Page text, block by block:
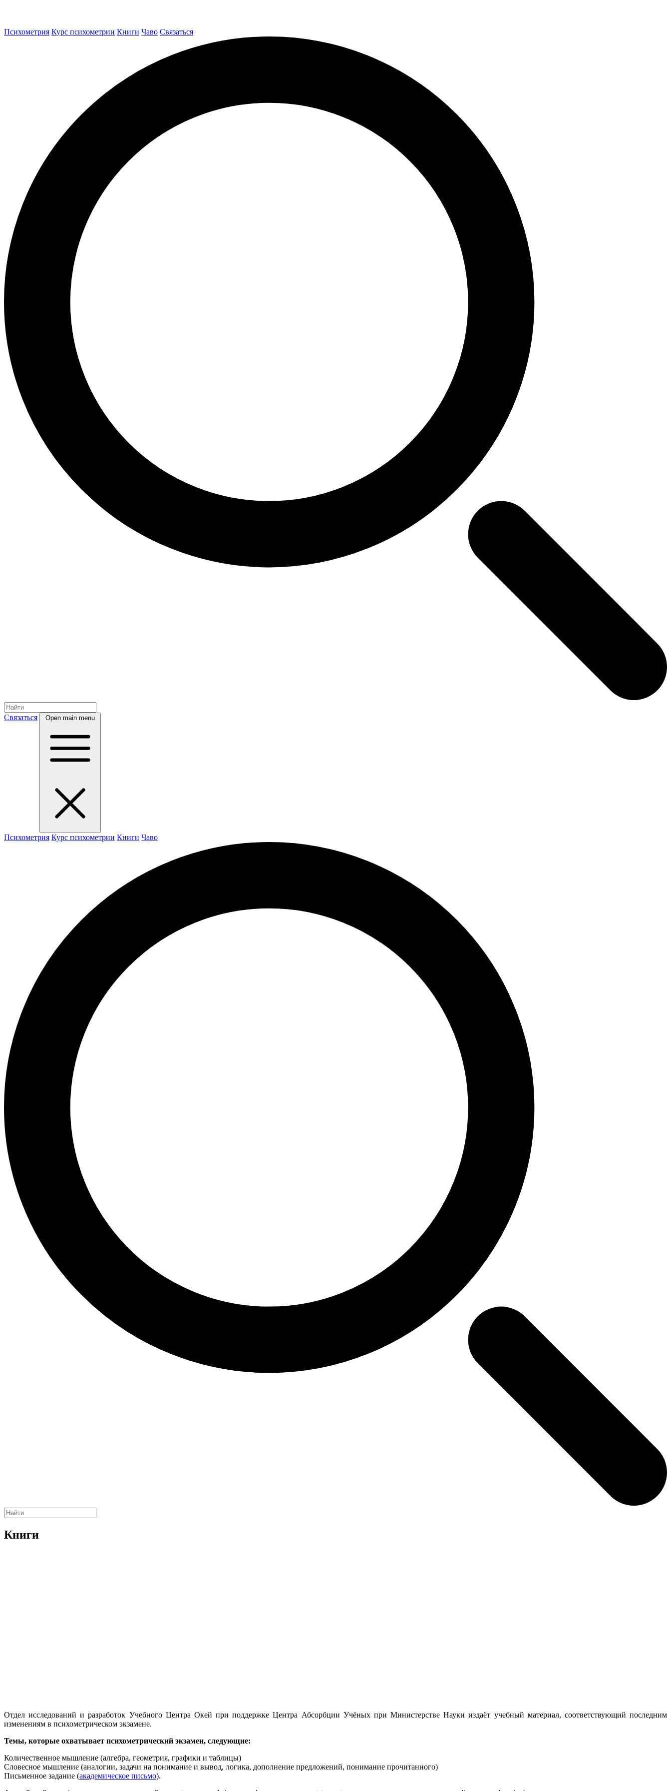
Психометрия Курс психометрии Книги Чаво Связаться
Связаться Open main menu
Психометрия Курс психометрии Книги Чаво
Книги
Отдел исследований и разработок Учебного Центра Окей при поддержке Центра Абсорбции Учёных при Министерстве Науки издаёт учебный материал, соответствующий последним
изменениям в психометрическом экзамене.
Темы, которые охватывает психометрический экзамен, следующие:
Количественное мышление (алгебра, геометрия, графики и таблицы)
Словесное мышление (аналогии, задачи на понимание и вывод, логика, дополнение предложений, понимание прочитанного)
Письменное задание (академическое письмо).